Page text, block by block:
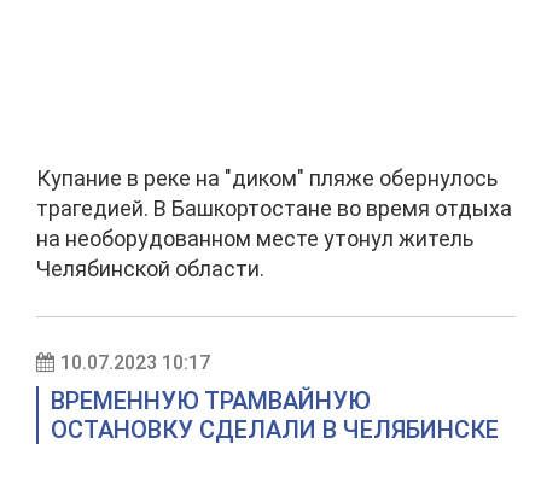
Купание в реке на "диком" пляже обернулось
трагедией. В Башкортостане во время отдыха
на необорудованном месте утонул житель
Челябинской области.
10.07.2023 10:17
ВРЕМЕННУЮ ТРАМВАЙНУЮ
ОСТАНОВКУ СДЕЛАЛИ В ЧЕЛЯБИНСКЕ